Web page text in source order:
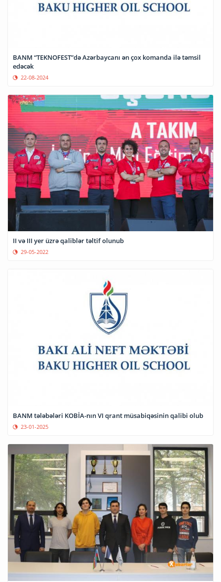
BANM “TEKNOFEST”də Azərbaycanı ən çox komanda ilə təmsil
edəcək
22-08-2024
II və III yer üzrə qaliblər təltif olunub
29-05-2022
BANM tələbələri KOBİA-nın VI qrant müsabiqəsinin qalibi olub
23-01-2025